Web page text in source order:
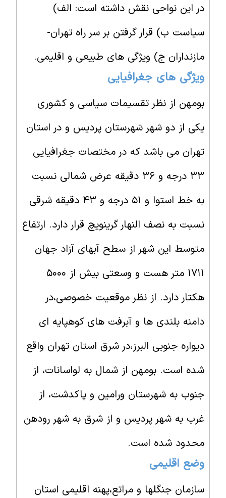
در این نواحی نقش داشته است: الف)
سیاست ب) قرار گرفتن بر سر راه تهران-
مازنداران ج) ویژگی های طبیعی و اقلیمی.
ویژگی های جغرافیایی
بومهن از نظر تقسیمات سیاسی و کشوری
یکی از دو شهر شهرستان پردیس و در استان
تهران می باشد که در مختصات جغرافیایی
۳۳ درجه و ۳۶ دقیقه عرض شمالی نسبت
به خط استوا و ۵۱ درجه و ۴۳ دقیقه شرقی
نسبت به نصف النهار گرینویچ قرار دارد. ارتفاع
متوسط این شهر از سطح آبهای آزاد جهان
۱۷۱۱ متر هست و وسعتی بیش از ۵۰۰۰
هکتار دارد. از نظر موقعیت خصوصی،در
دامنه بلندی ها و آبرفت های کوهپایه ای
دیواره جنوبی البرز،در شرق استان تهران واقع
شده است. بومهن از شمال به لواسانات، از
جنوب به شهرستان ورامین و پاکدشت، از
غرب به شهر پردیس و از شرق به شهر رودهن
محدود شده است.
وضع اقلیمی
سازمان جنگلها و مراتع،پهنه اقلیمی استان